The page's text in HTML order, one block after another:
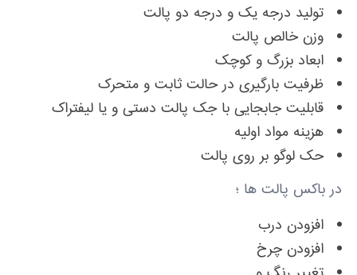
تولید درجه یک و درجه دو پالت
وزن خالص پالت
ابعاد بزرگ و کوچک
ظرفیت بارگیری در حالت ثابت و متحرک
قابلیت جابجایی با جک پالت دستی و یا لیفتراک
هزینه مواد اولیه
حک لوگو بر روی پالت
در باکس پالت ها ؛
افزودن درب
افزودن چرخ